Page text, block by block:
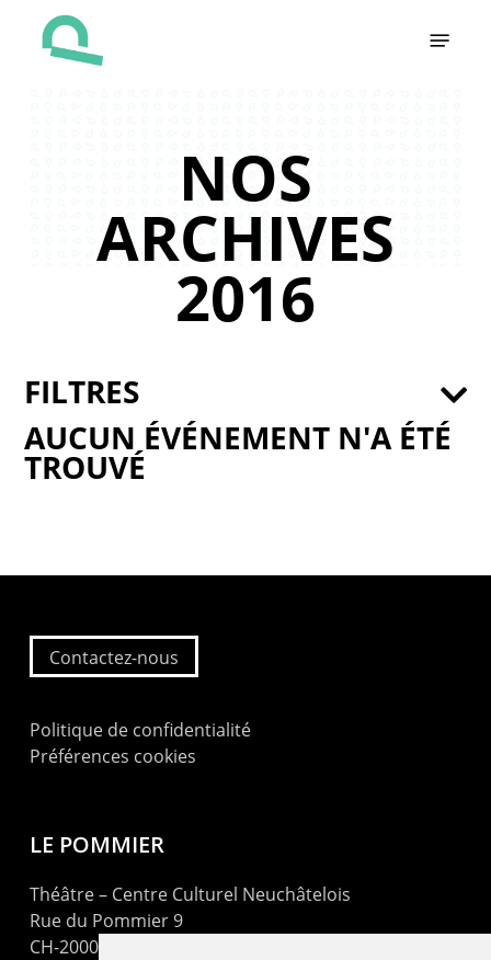
NOS
ARCHIVES
2016
AUCUN ÉVÉNEMENT N'A ÉTÉ
TROUVÉ
FILTRES
Contactez-nous
Politique de confidentialité
Préférences cookies
LE POMMIER
Théâtre – Centre Culturel Neuchâtelois
Rue du Pommier 9
CH-2000 Neuchâtel